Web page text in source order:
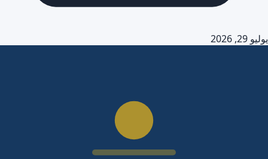
يوليو 29, 2026